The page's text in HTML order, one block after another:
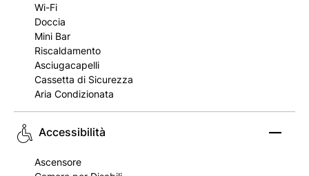
Wi-Fi
Doccia
Mini Bar
Riscaldamento
Asciugacapelli
Cassetta di Sicurezza
Aria Condizionata
Accessibilità
Ascensore